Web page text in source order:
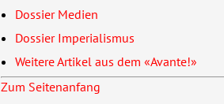
Dossier Medien
Dossier Imperialismus
Weitere Artikel aus dem «Avante!»
Zum Seitenanfang